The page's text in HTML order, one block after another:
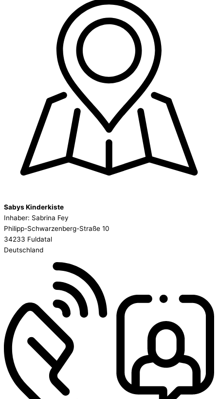
Sabys Kinderkiste
Inhaber: Sabrina Fey
Philipp-Schwarzenberg-Straße 10
34233 Fuldatal
Deutschland